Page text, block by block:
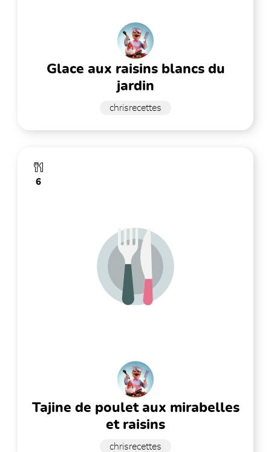
glace aux raisins blancs du
jardin
chrisrecettes
6
tajine de poulet aux mirabelles
et raisins
chrisrecettes